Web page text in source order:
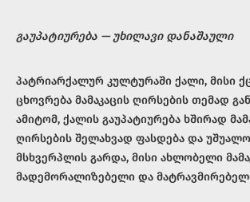
გაუპატიურება — უხილავი დანაშაული
პატრიარქალურ კულტურაში ქალი, მისი
ცხოვრება მამაკაცის ღირსების თემად
ამიტომ, ქალის გაუპატიურება ხშირად
ღირსების შელახვად ფასდება და უშუალო
მსხვერპლის გარდა, მისი ახლობელი
მადემორალიზებელი და